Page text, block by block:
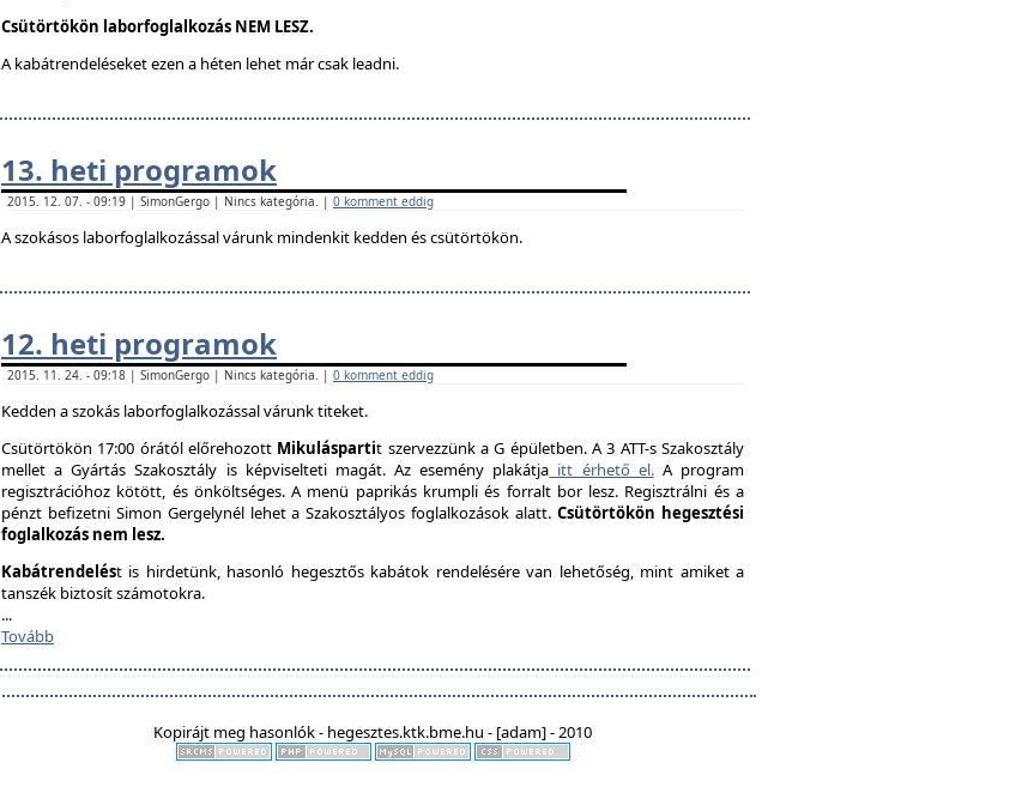
Csütörtökön laborfoglalkozás NEM LESZ.
A kabátrendeléseket ezen a héten lehet már csak leadni.
13. heti programok
2015. 12. 07. - 09:19 | SimonGergo | Nincs kategória. | 0 komment eddig
A szokásos laborfoglalkozással várunk mindenkit kedden és csütörtökön.
12. heti programok
2015. 11. 24. - 09:18 | SimonGergo | Nincs kategória. | 0 komment eddig
Kedden a szokás laborfoglalkozással várunk titeket.
Csütörtökön 17:00 órától előrehozott Mikuláspartit szervezzünk a G épületben. A 3 ATT-s Szakosztály
mellet a Gyártás Szakosztály is képviselteti magát. Az esemény plakátja itt érhető el.A program
regisztrációhoz kötött, és önköltséges. A menü paprikás krumpli és forralt bor lesz. Regisztrálni és a
pénzt befizetni Simon Gergelynél lehet a Szakosztályos foglalkozások alatt.Csütörtökön hegesztési
foglalkozás nem lesz.
Kabátrendelést is hirdetünk, hasonló hegesztős kabátok rendelésére van lehetőség, mint amiket a
tanszék biztosít számotokra.
...
Tovább
Kopirájt meg hasonlók - hegesztes.ktk.bme.hu - [adam] - 2010